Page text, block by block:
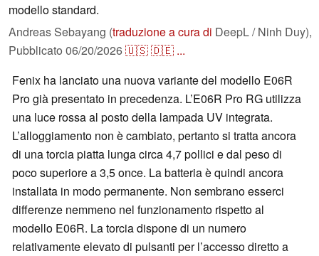
modello standard.
Andreas Sebayang (traduzione a cura di DeepL / Ninh Duy),
Pubblicato 06/20/2026🇺🇸🇩🇪 ...
Fenix ha lanciato una nuova variante del modello E06R
Pro già presentato in precedenza. L’E06R Pro RG utilizza
una luce rossa al posto della lampada UV integrata.
L’alloggiamento non è cambiato, pertanto si tratta ancora
di una torcia piatta lunga circa 4,7 pollici e dal peso di
poco superiore a 3,5 once. La batteria è quindi ancora
installata in modo permanente. Non sembrano esserci
differenze nemmeno nel funzionamento rispetto al
modello E06R. La torcia dispone di un numero
relativamente elevato di pulsanti per l’accesso diretto a